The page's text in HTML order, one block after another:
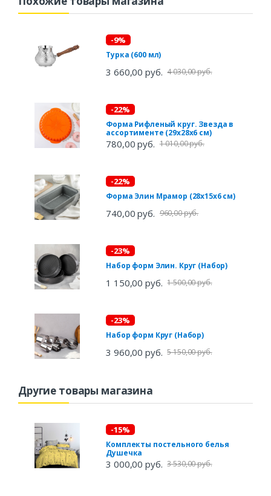
-9%
Турка (600 мл)
3 660,00 руб. 4 030,00 руб.
-22%
Форма Рифленый круг. Звезда в
ассортименте (29х28х6 см)
780,00 руб. 1 010,00 руб.
-22%
Форма Элин Мрамор (28х15х6 см)
740,00 руб. 960,00 руб.
-23%
Набор форм Элин. Круг (Набор)
1 150,00 руб. 1 500,00 руб.
-23%
Набор форм Круг (Набор)
3 960,00 руб. 5 150,00 руб.
Другие товары магазина
-15%
Комплекты постельного белья
Душечка
3 000,00 руб. 3 530,00 руб.